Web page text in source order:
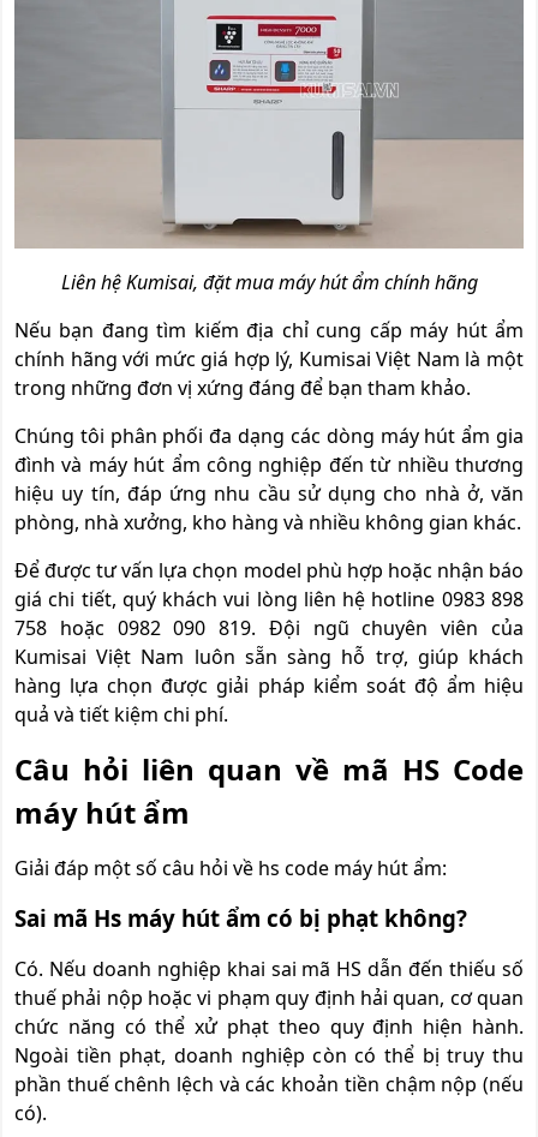
Liên hệ Kumisai, đặt mua máy hút ẩm chính hãng
Nếu bạn đang tìm kiếm địa chỉ cung cấp máy hút ẩm
chính hãng với mức giá hợp lý, Kumisai Việt Nam là một
trong những đơn vị xứng đáng để bạn tham khảo.
Chúng tôi phân phối đa dạng các dòng máy hút ẩm gia
đình và máy hút ẩm công nghiệp đến từ nhiều thương
hiệu uy tín, đáp ứng nhu cầu sử dụng cho nhà ở, văn
phòng, nhà xưởng, kho hàng và nhiều không gian khác.
Để được tư vấn lựa chọn model phù hợp hoặc nhận báo
giá chi tiết, quý khách vui lòng liên hệ hotline 0983 898
758 hoặc 0982 090 819. Đội ngũ chuyên viên của
Kumisai Việt Nam luôn sẵn sàng hỗ trợ, giúp khách
hàng lựa chọn được giải pháp kiểm soát độ ẩm hiệu
quả và tiết kiệm chi phí.
Câu hỏi liên quan về mã HS Code
máy hút ẩm
Giải đáp một số câu hỏi về hs code máy hút ẩm:
Sai mã Hs máy hút ẩm có bị phạt không?
Có. Nếu doanh nghiệp khai sai mã HS dẫn đến thiếu số
thuế phải nộp hoặc vi phạm quy định hải quan, cơ quan
chức năng có thể xử phạt theo quy định hiện hành.
Ngoài tiền phạt, doanh nghiệp còn có thể bị truy thu
phần thuế chênh lệch và các khoản tiền chậm nộp (nếu
có).